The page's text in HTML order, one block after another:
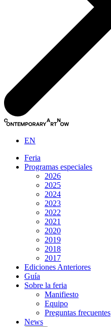
EN
Feria
Programas especiales
2026
2025
2024
2023
2022
2021
2020
2019
2018
2017
Ediciones Anteriores
Guía
Sobre la feria
Manifiesto
Equipo
Preguntas frecuentes
News